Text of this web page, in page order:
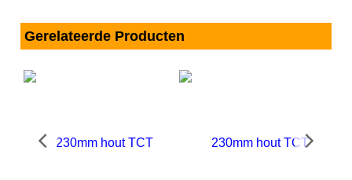
Gerelateerde Producten